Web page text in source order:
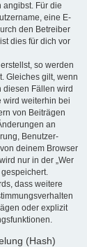
Für die
eine E-
den Betreiber
dies für dich vor
so werden
Gleiches gilt, wenn
diesen Fällen wird
wird weiterhin bei
von Beiträgen
an
Benutzer-
deinem Browser
nur in der „Wer
dass weitere
oder explizit
(Hash)